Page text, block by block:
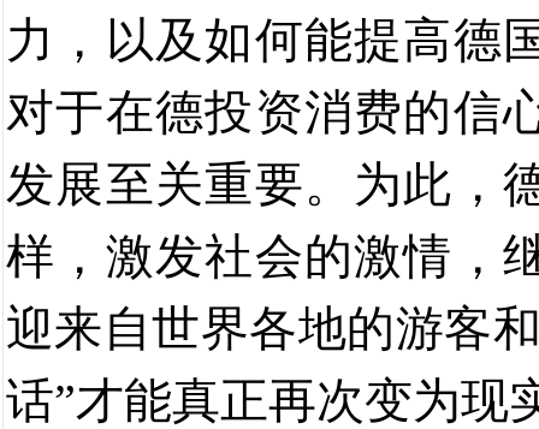
力，以及如何能提高德
对于在德投资消费的信
发展至关重要。为此，
样，激发社会的激情，
迎来自世界各地的游客
话”才能真正再次变为现